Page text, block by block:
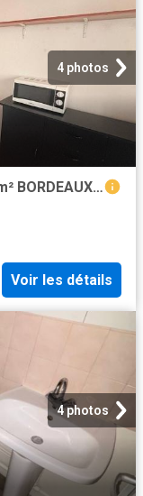
4 photos
Location Appartement 2 pièces 42m² BORDEAUX 33000
Voir les détails
4 photos